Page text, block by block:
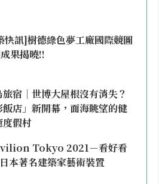
快訊]樹德綠色夢工廠國際競圖
果揭曉!!
旅宿｜世博大屋根沒有消失？
店」新開幕，面海眺望的健
度假村
Tokyo 2021－看好看
本著名建築家藝術裝置